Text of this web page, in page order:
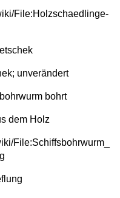
File:Holzschaedlinge-
; unverändert
bohrt
dem Holz
File:Schiffsbohrwurm_